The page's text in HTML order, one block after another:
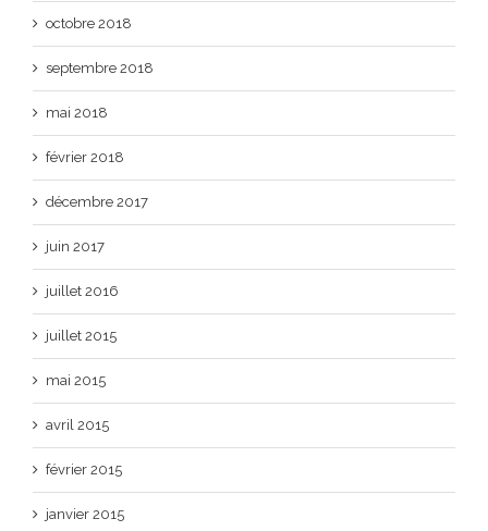
octobre 2018
septembre 2018
mai 2018
février 2018
décembre 2017
juin 2017
juillet 2016
juillet 2015
mai 2015
avril 2015
février 2015
janvier 2015